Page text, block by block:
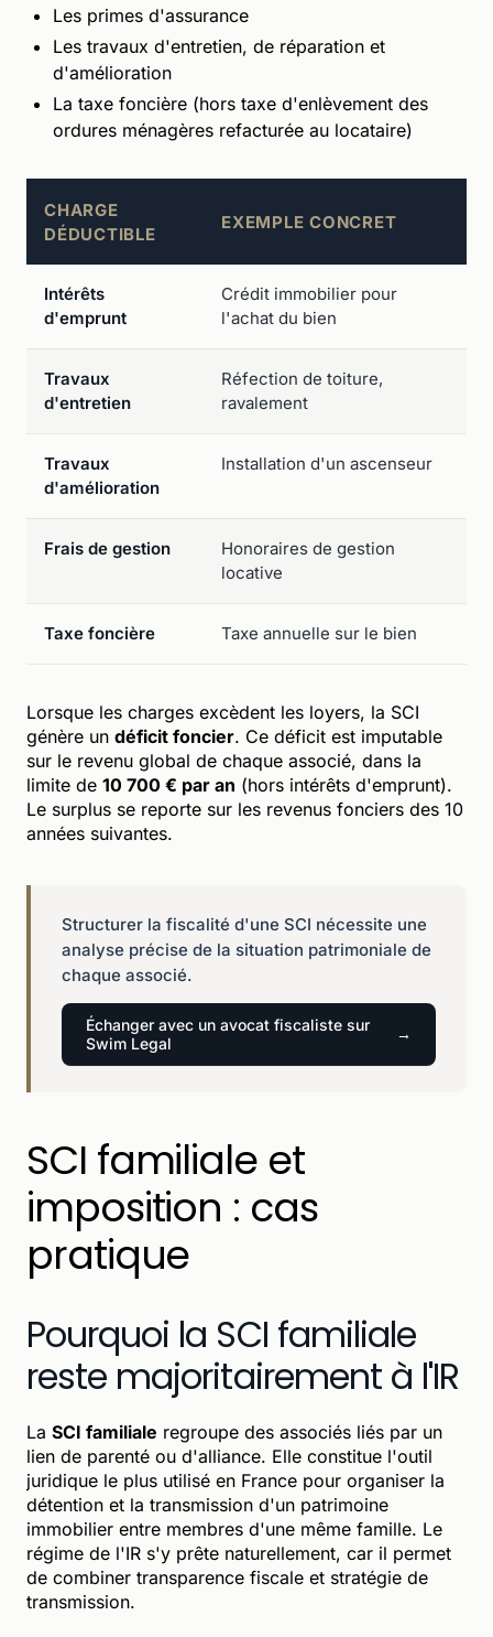
Les primes d'assurance
Les travaux d'entretien, de réparation et
d'amélioration
La taxe foncière (hors taxe d'enlèvement des
ordures ménagères refacturée au locataire)
CHARGE
DÉDUCTIBLE
EXEMPLE CONCRET
Intérêts
d'emprunt
Crédit immobilier pour
l'achat du bien
Travaux
d'entretien
Réfection de toiture,
ravalement
Travaux
d'amélioration
Installation d'un ascenseur
Frais de gestion
Honoraires de gestion
locative
Taxe foncière Taxe annuelle sur le bien
Lorsque les charges excèdent les loyers, la SCI
génère un déficit foncier. Ce déficit est imputable
sur le revenu global de chaque associé, dans la
limite de 10 700 € par an (hors intérêts d'emprunt).
Le surplus se reporte sur les revenus fonciers des 10
années suivantes.
Structurer la fiscalité d'une SCI nécessite une
analyse précise de la situation patrimoniale de
chaque associé.
Échanger avec un avocat fiscaliste sur
Swim Legal
SCI familiale et
imposition : cas
pratique
Pourquoi la SCI familiale
reste majoritairement à l'IR
La SCI familiale regroupe des associés liés par un
lien de parenté ou d'alliance. Elle constitue l'outil
juridique le plus utilisé en France pour organiser la
détention et la transmission d'un patrimoine
immobilier entre membres d'une même famille. Le
régime de l'IR s'y prête naturellement, car il permet
de combiner transparence fiscale et stratégie de
transmission.